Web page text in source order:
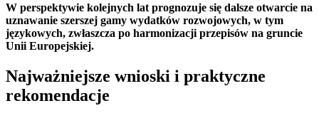
W perspektywie kolejnych lat prognozuje się dalsze otwarcie na
uznawanie szerszej gamy wydatków rozwojowych, w tym
językowych, zwłaszcza po harmonizacji przepisów na gruncie
Unii Europejskiej.
Najważniejsze wnioski i praktyczne
rekomendacje